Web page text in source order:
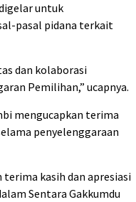
untuk
pasal pidana terkait
dan kolaborasi
Pemilihan,” ucapnya.
mengucapkan terima
penyelenggaraan
terima kasih dan apresiasi
Sentara Gakkumdu